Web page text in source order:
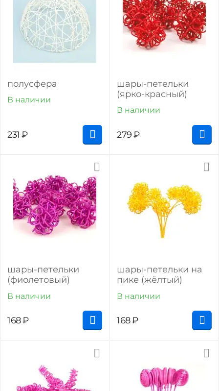
полусфера
В наличии
231 ₽
шары-петельки
(ярко-красный)
В наличии
279₽
шары-петельки
(фиолетовый)
В наличии
168₽
шары-петельки на
пике (жёлтый)
В наличии
168₽